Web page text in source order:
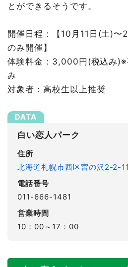
とができるそうです。
開催日程：【10月11日(土)〜
のみ開催】
体験料金：3,000円(税込み)※
み
対象者：高校生以上推奨
白い恋人パーク
住所
北海道札幌市西区宮の沢2-2-
電話番号
011-666-1481
営業時間
10：00～17：00